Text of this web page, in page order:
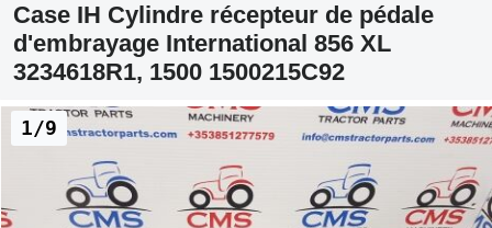
Case IH Cylindre récepteur de pédale
d'embrayage International 856 XL
3234618R1, 1500 1500215C92
1/9